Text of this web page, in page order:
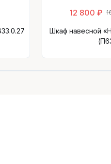
12 800 ₽
Шкаф навесной